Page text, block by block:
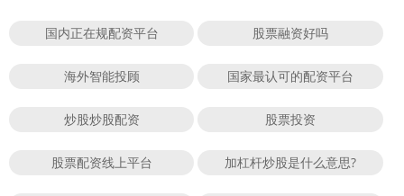
国内正在规配资平台 股票融资好吗
海外智能投顾 国家最认可的配资平台
炒股炒股配资 股票投资
股票配资线上平台 加杠杆炒股是什么意思?